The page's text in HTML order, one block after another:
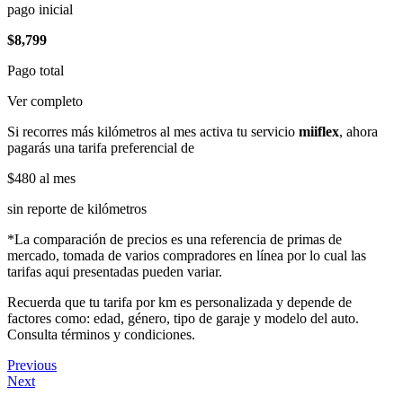
pago inicial
$8,799
Pago total
Ver completo
Si recorres más kilómetros al mes activa tu servicio miiflex, ahora
pagarás una tarifa preferencial de
$480 al mes
sin reporte de kilómetros
*La comparación de precios es una referencia de primas de
mercado, tomada de varios compradores en línea por lo cual las
tarifas aqui presentadas pueden variar.
Recuerda que tu tarifa por km es personalizada y depende de
factores como: edad, género, tipo de garaje y modelo del auto.
Consulta términos y condiciones.
Previous
Next